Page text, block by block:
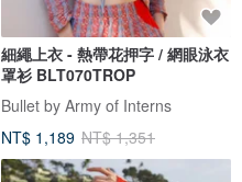
細繩上衣 - 熱帶花押字 / 網眼泳衣
罩衫 BLT070TROP
Bullet by Army of Interns
NT$ 1,189 NT$ 1,351